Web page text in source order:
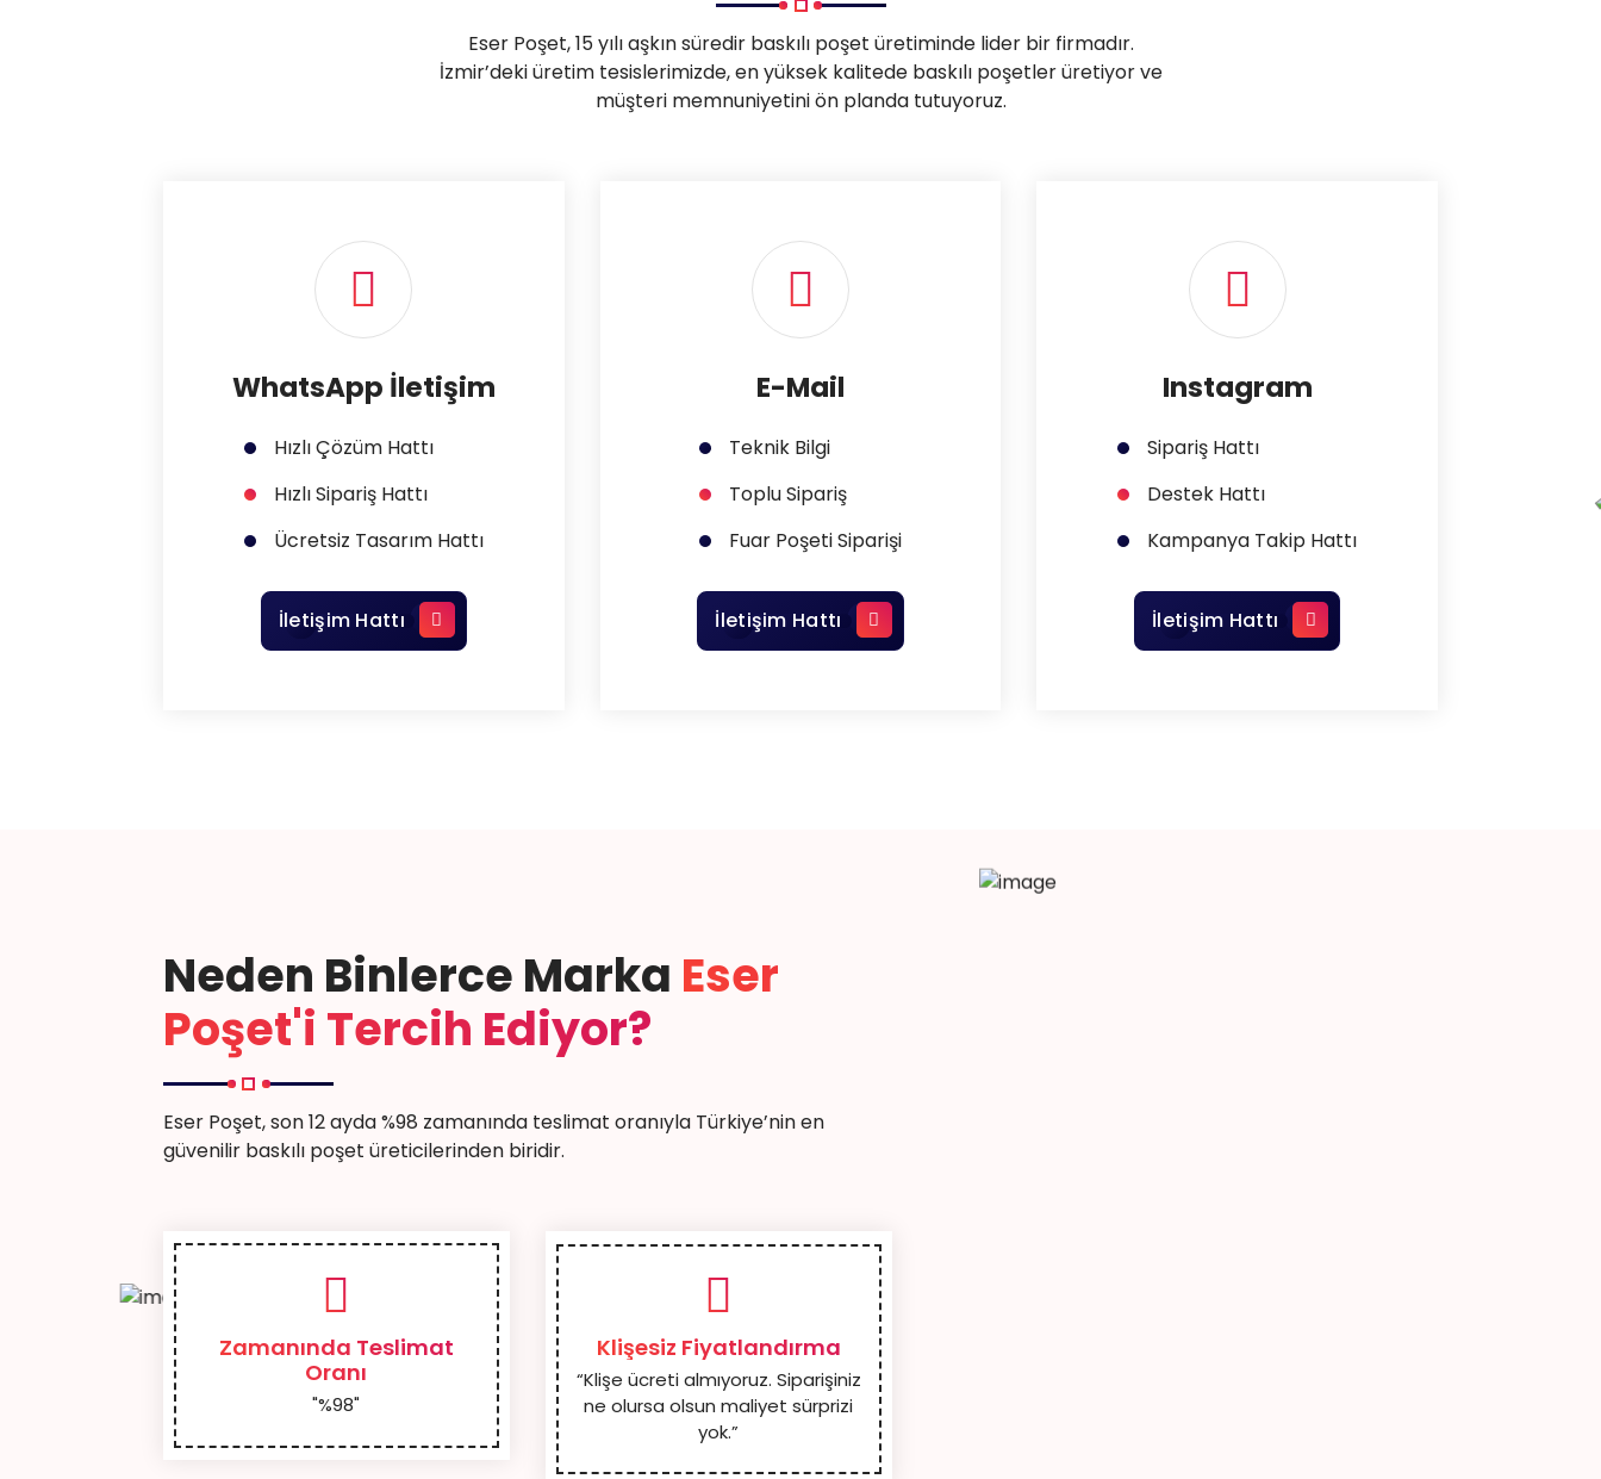
Eser Poşet, 15 yılı aşkın süredir baskılı poşet üretiminde lider bir firmadır.
İzmir’deki üretim tesislerimizde, en yüksek kalitede baskılı poşetler üretiyor ve
müşteri memnuniyetini ön planda tutuyoruz.
WhatsApp İletişim
Hızlı Çözüm Hattı
Hızlı Sipariş Hattı
Ücretsiz Tasarım Hattı
İletişim Hattı
E-Mail
Teknik Bilgi
Toplu Sipariş
Fuar Poşeti Siparişi
İletişim Hattı
Instagram
Sipariş Hattı
Destek Hattı
Kampanya Takip Hattı
İletişim Hattı
Neden Binlerce Marka Eser
Poşet'i Tercih Ediyor?
Eser Poşet, son 12 ayda %98 zamanında teslimat oranıyla Türkiye’nin en
güvenilir baskılı poşet üreticilerinden biridir.
Zamanında Teslimat
Oranı
"%98"
Klişesiz Fiyatlandırma
“Klişe ücreti almıyoruz. Siparişiniz
ne olursa olsun maliyet sürprizi
yok.”